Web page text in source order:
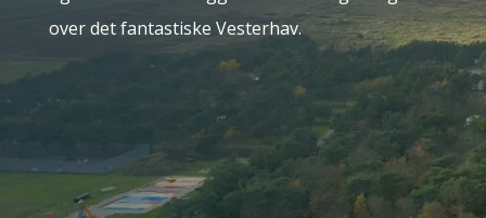
over det fantastiske Vesterhav.